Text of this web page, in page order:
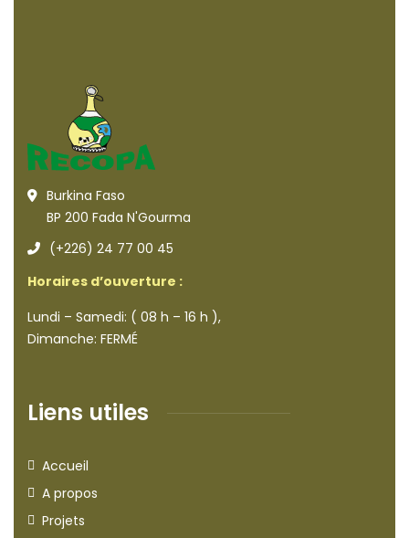
Burkina Faso
BP 200 Fada N'Gourma
(+226) 24 77 00 45
Horaires d’ouverture :
Lundi – Samedi: ( 08 h – 16 h ),
Dimanche: FERMÉ
Liens utiles
Accueil
A propos
Projets